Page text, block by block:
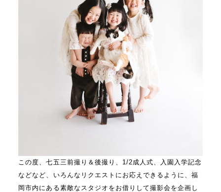
この度、七五三前撮り＆後撮り、1/2成人式、入園入学記念
などなど、いろんなリクエストにお応えできるように、福
岡市内にある素敵なスタジオをお借りして撮影会を企画し